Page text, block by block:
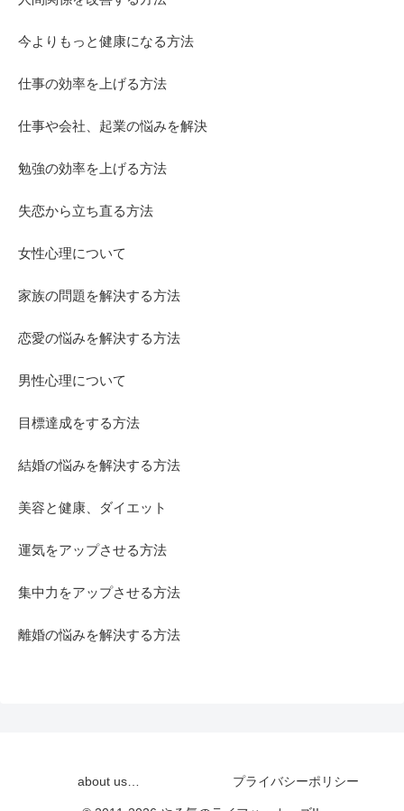
今よりもっと健康になる方法
仕事の効率を上げる方法
仕事や会社、起業の悩みを解決
勉強の効率を上げる方法
失恋から立ち直る方法
女性心理について
家族の問題を解決する方法
恋愛の悩みを解決する方法
男性心理について
目標達成をする方法
結婚の悩みを解決する方法
美容と健康、ダイエット
運気をアップさせる方法
集中力をアップさせる方法
離婚の悩みを解決する方法
about us… プライバシーポリシー